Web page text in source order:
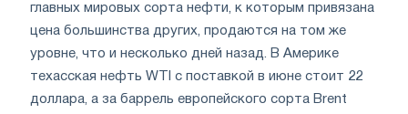
главных мировых сорта нефти, к которым привязана
цена большинства других, продаются на том же
уровне, что и несколько дней назад. В Америке
техасская нефть WTI с поставкой в ​​июне стоит 22
доллара, а за баррель европейского сорта Brent